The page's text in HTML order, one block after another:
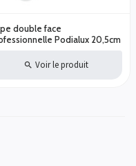
double face
Podialux 20,5cm
Voir le produit